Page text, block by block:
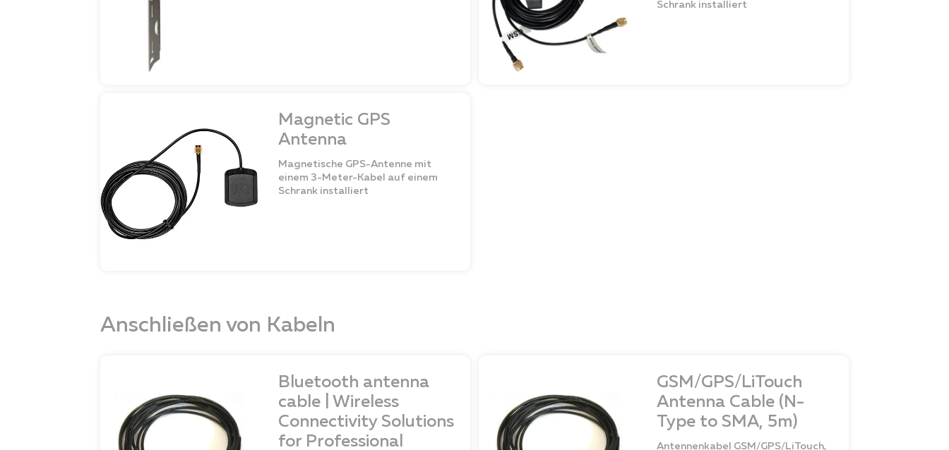
Schrank installiert
Magnetic GPS
Antenna
Magnetische GPS-Antenne mit
einem 3-Meter-Kabel auf einem
Schrank installiert
Anschließen von Kabeln
Bluetooth antenna
cable | Wireless
Connectivity Solutions
for Professional
GSM/GPS/LiTouch
Antenna Cable (N-
Type to SMA, 5m)
Antennenkabel GSM/GPS/LiTouch,